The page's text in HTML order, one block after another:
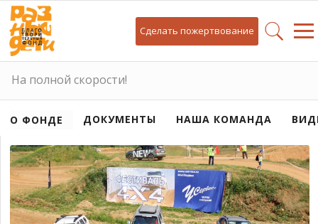
Сделать пожертвование
На полной скорости!
О ФОНДЕ ДОКУМЕНТЫ НАША КОМАНДА